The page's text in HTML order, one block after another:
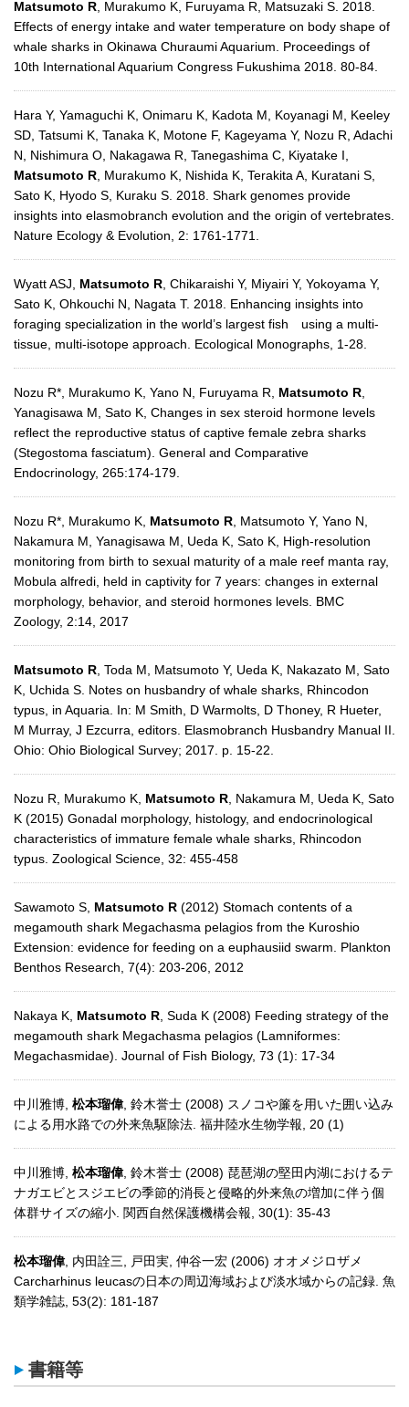
Matsumoto R , Murakumo K, Furuyama R, Matsuzaki S. 2018.
Effects of energy intake and water temperature on body shape of
whale sharks in Okinawa Churaumi Aquarium. Proceedings of
10th International Aquarium Congress Fukushima 2018. 80-84.
Hara Y, Yamaguchi K, Onimaru K, Kadota M, Koyanagi M, Keeley
SD, Tatsumi K, Tanaka K, Motone F, Kageyama Y, Nozu R, Adachi
N, Nishimura O, Nakagawa R, Tanegashima C, Kiyatake I,
Matsumoto R , Murakumo K, Nishida K, Terakita A, Kuratani S,
Sato K, Hyodo S, Kuraku S. 2018. Shark genomes provide
insights into elasmobranch evolution and the origin of vertebrates.
Nature Ecology & Evolution, 2: 1761-1771.
Wyatt ASJ, Matsumoto R , Chikaraishi Y, Miyairi Y, Yokoyama Y,
Sato K, Ohkouchi N, Nagata T. 2018. Enhancing insights into
foraging specialization in the world’s largest fish using a multi-
tissue, multi-isotope approach. Ecological Monographs, 1-28.
Nozu R*, Murakumo K, Yano N, Furuyama R, Matsumoto R
Yanagisawa M, Sato K, Changes in sex steroid hormone levels
reflect the reproductive status of captive female zebra sharks
(Stegostoma fasciatum). General and Comparative
Endocrinology, 265:174-179.
Nozu R*, Murakumo K, Matsumoto R , Matsumoto Y, Yano N,
Nakamura M, Yanagisawa M, Ueda K, Sato K, High-resolution
monitoring from birth to sexual maturity of a male reef manta ray,
Mobula alfredi, held in captivity for 7 years: changes in external
morphology, behavior, and steroid hormones levels. BMC
Zoology, 2:14, 2017
Matsumoto R , Toda M, Matsumoto Y, Ueda K, Nakazato M, Sato
K, Uchida S. Notes on husbandry of whale sharks, Rhincodon
typus, in Aquaria. In: M Smith, D Warmolts, D Thoney, R Hueter,
M Murray, J Ezcurra, editors. Elasmobranch Husbandry Manual II.
Ohio: Ohio Biological Survey; 2017. p. 15-22.
Nozu R, Murakumo K, Matsumoto R , Nakamura M, Ueda K, Sato
K (2015) Gonadal morphology, histology, and endocrinological
characteristics of immature female whale sharks, Rhincodon
typus. Zoological Science, 32: 455-458
Sawamoto S, Matsumoto R (2012) Stomach contents of a
megamouth shark Megachasma pelagios from the Kuroshio
Extension: evidence for feeding on a euphausiid swarm. Plankton
Benthos Research, 7(4): 203-206, 2012
Nakaya K, Matsumoto R , Suda K (2008) Feeding strategy of the
megamouth shark Megachasma pelagios (Lamniformes:
Megachasmidae). Journal of Fish Biology, 73 (1): 17-34
中川雅博, 松本瑠偉, 鈴木誉士 (2008) スノコや簾を用いた囲い込み
による用水路での外来魚駆除法. 福井陸水生物学報, 20 (1)
中川雅博, 松本瑠偉, 鈴木誉士 (2008) 琵琶湖の堅田内湖におけるテ
ナガエビとスジエビの季節的消長と侵略的外来魚の増加に伴う個
体群サイズの縮小. 関西自然保護機構会報, 30(1): 35-43
松本瑠偉, 内田詮三, 戸田実, 仲谷一宏 (2006) オオメジロザメ
Carcharhinus leucasの日本の周辺海域および淡水域からの記録. 魚
類学雑誌, 53(2): 181-187
書籍等